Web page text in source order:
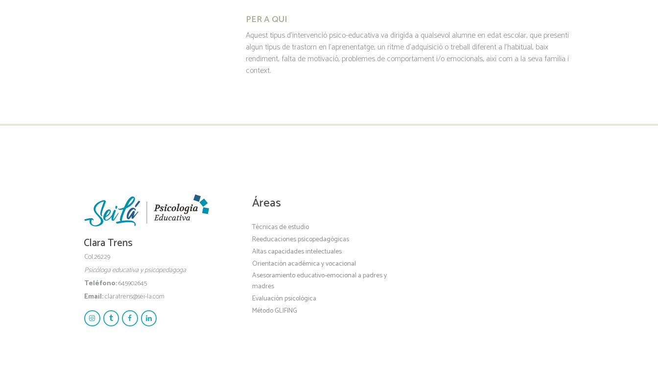
PER A QUI
Aquest tipus d’intervenció psico-educativa va dirigida a qualsevol alumne en edat escolar, que presenti
algun tipus de trastorn en l’aprenentatge, un ritme d’adquisició o treball diferent a l’habitual, baix
rendiment, falta de motivació, problemes de comportament i/o emocionals, així com a la seva família i
context.
Clara Trens
Col.26229
Psicóloga educativa y psicopedagoga
Teléfono:645902645
Email:claratrens@sei-la.com
Áreas
Técnicas de estudio
Reeducaciones psicopedagógicas
Altas capacidades intelectuales
Orientación académica y vocacional
Asesoramiento educativo-emocional a padres y
madres
Evaluación psicológica
Método GLIFING